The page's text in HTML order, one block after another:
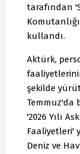
tarafından
kullandı.
Aktürk,
şekilde
Temmuz'da
'2026 Yılı
Faaliyetleri'
Deniz ve